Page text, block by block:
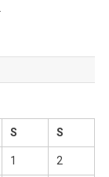
S S
1 2